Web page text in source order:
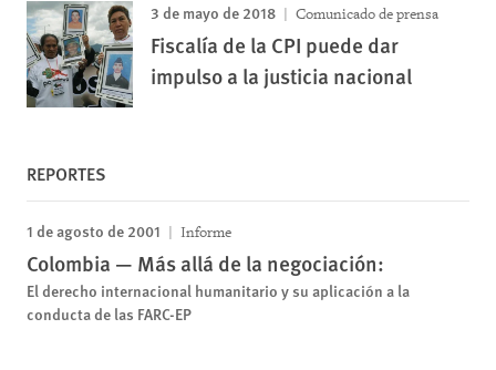
3 de mayo de 2018 Comunicado de prensa
Fiscalía de la CPI puede dar
impulso a la justicia nacional
REPORTES
1 de agosto de 2001 Informe
Colombia — Más allá de la negociación:
El derecho internacional humanitario y su aplicación a la
conducta de las FARC-EP